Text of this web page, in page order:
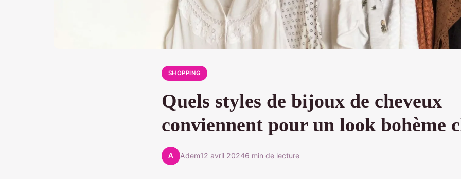
SHOPPING
Quels styles de bijoux de cheveux
conviennent pour un look bohème
A Adem12 avril 20246 min de lecture